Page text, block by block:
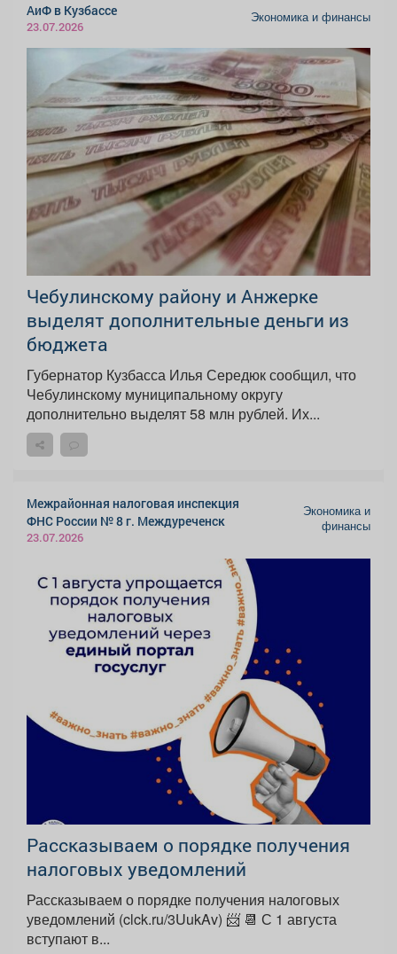
АиФ в Кузбассе
23.07.2026
Экономика и финансы
Чебулинскому району и Анжерке
выделят дополнительные деньги из
бюджета
Губернатор Кузбасса Илья Середюк сообщил, что
Чебулинскому муниципальному округу
дополнительно выделят 58 млн рублей. Их...
Межрайонная налоговая инспекция
ФНС России № 8 г. Междуреченск
23.07.2026
Экономика и
финансы
Рассказываем о порядке получения
налоговых уведомлений
Рассказываем о порядке получения налоговых
уведомлений (clck.ru/3UukAv) 📨 📆 С 1 августа
вступают в...